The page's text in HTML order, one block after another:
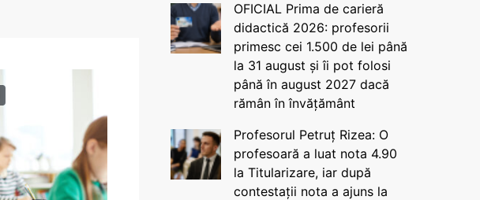
OFICIAL Prima de carieră
didactică 2026: profesorii
primesc cei 1.500 de lei până
la 31 august și îi pot folosi
până în august 2027 dacă
rămân în învățământ
Profesorul Petruț Rizea: O
profesoară a luat nota 4.90
la Titularizare, iar după
contestații nota a ajuns la